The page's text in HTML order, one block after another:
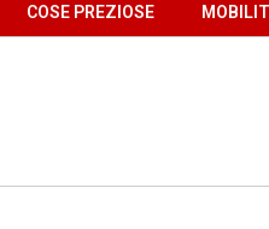
COSE PREZIOSE